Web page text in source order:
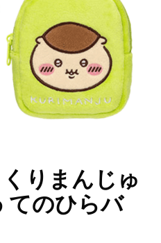
くりまんじゅ
てのひらバ